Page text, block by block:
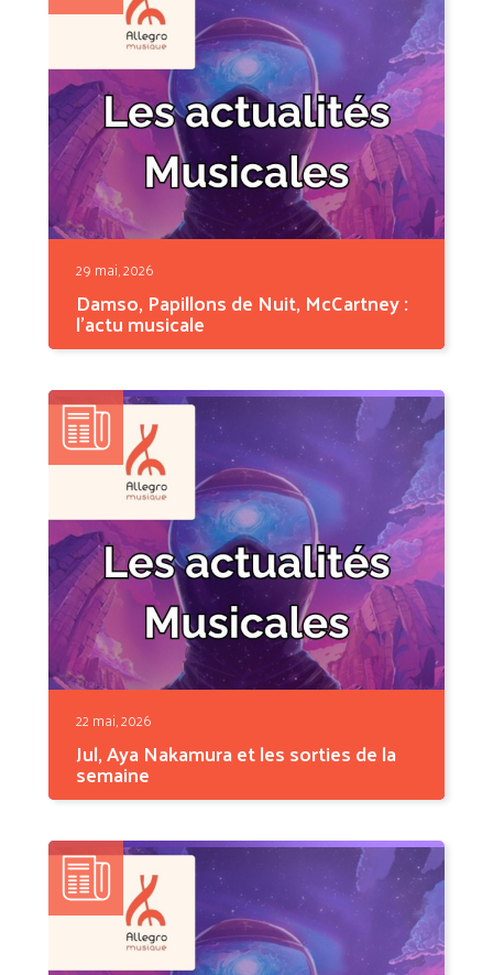
29 mai, 2026
Damso, Papillons de Nuit, McCartney :
l'actu musicale
Cette semaine, le live est à l'honneur. Damso
22 mai, 2026
Jul, Aya Nakamura et les sorties de la
semaine
Cette semaine, l'actualité musicale s'est jouée